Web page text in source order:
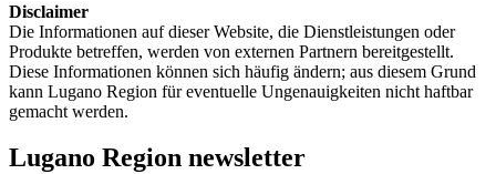
Disclaimer
Die Informationen auf dieser Website, die Dienstleistungen oder
Produkte betreffen, werden von externen Partnern bereitgestellt.
Diese Informationen können sich häufig ändern; aus diesem Grund
kann Lugano Region für eventuelle Ungenauigkeiten nicht haftbar
gemacht werden.
Lugano Region newsletter